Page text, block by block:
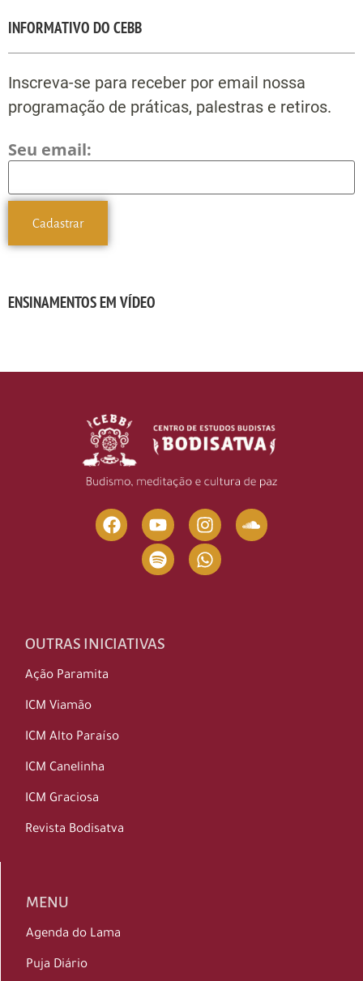
INFORMATIVO DO CEBB
Inscreva-se para receber por email nossa
programação de práticas, palestras e retiros.
Seu email:
ENSINAMENTOS EM VÍDEO
OUTRAS INICIATIVAS
Ação Paramita
ICM Viamão
ICM Alto Paraíso
ICM Canelinha
ICM Graciosa
Revista Bodisatva
MENU
Agenda do Lama
Puja Diário